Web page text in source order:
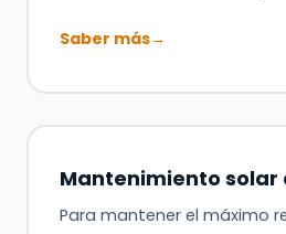
Saber más→
Mantenimiento solar
Para mantener el máximo